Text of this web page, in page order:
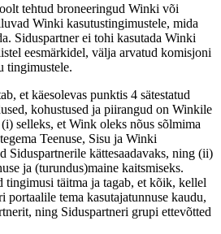
tehtud broneeringud Winki või
Winki kasutustingimustele, mida
Siduspartner ei tohi kasutada Winki
eesmärkidel, välja arvatud komisjoni
tingimustele.
et käesolevas punktis 4 sätestatud
kohustused ja piirangud on Winkile
selleks, et Wink oleks nõus sõlmima
Teenuse, Sisu ja Winki
Siduspartnerile kättesaadavaks, ning (ii)
ja (turundus)maine kaitsmiseks.
tingimusi täitma ja tagab, et kõik, kellel
portaalile tema kasutajatunnuse kaudu,
ning Siduspartneri grupi ettevõtted